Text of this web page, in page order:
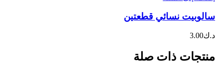
سالوبيت نسائي قطعتين
د.ك3.00
منتجات ذات صلة